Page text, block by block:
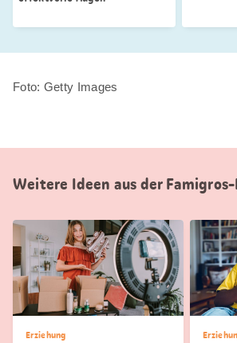
Foto: Getty Images
Weitere Ideen aus der
Erziehung